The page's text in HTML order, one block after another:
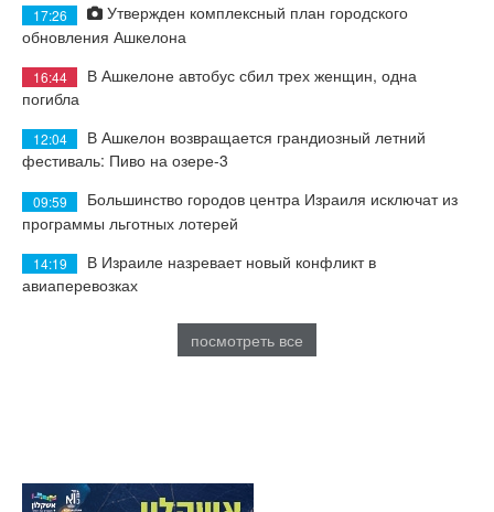
17:26
Утвержден комплексный план городского
обновления Ашкелона
16:44
В Ашкелоне автобус сбил трех женщин, одна
погибла
12:04
В Ашкелон возвращается грандиозный летний
фестиваль: Пиво на озере-3
09:59
Большинство городов центра Израиля исключат из
программы льготных лотерей
14:19
В Израиле назревает новый конфликт в
авиаперевозках
посмотреть все